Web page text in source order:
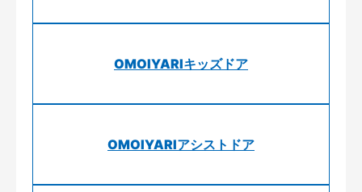
OMOIYARIキッズドア
OMOIYARIアシストドア